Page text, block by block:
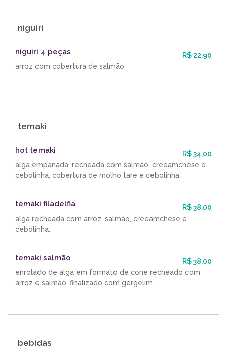
niguiri
niguiri 4 peças
R$ 22,90
arroz com cobertura de salmão
temaki
hot temaki
R$ 34,00
alga empanada, recheada com salmão, creeamchese e
cebolinha, cobertura de molho tare e cebolinha.
temaki filadelfia
R$ 38,00
alga recheada com arroz, salmão, creeamchese e
cebolinha.
temaki salmão
R$ 38,00
enrolado de alga em formato de cone recheado com
arroz e salmão, finalizado com gergelim.
bebidas